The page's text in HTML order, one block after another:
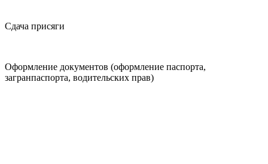
Сдача присяги
Оформление документов (оформление паспорта,
загранпаспорта, водительских прав)